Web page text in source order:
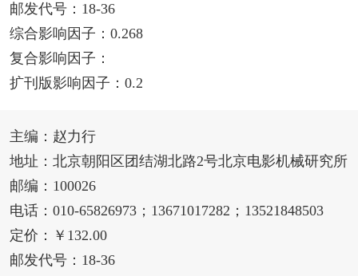
邮发代号：18-36
综合影响因子：0.268
复合影响因子：
扩刊版影响因子：0.2
主编：赵力行
地址：北京朝阳区团结湖北路2号北京电影机械研究所
邮编：100026
电话：010-65826973；13671017282；13521848503
定价：￥132.00
邮发代号：18-36